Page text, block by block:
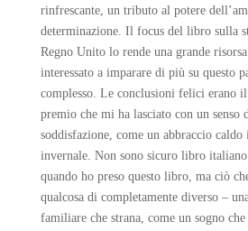
rinfrescante, un tributo al potere
determinazione. Il focus del libro sulla
Regno Unito lo rende una grande
interessato a imparare di più su questo
complesso. Le conclusioni felici erano
premio che mi ha lasciato con un senso
soddisfazione, come un abbraccio
invernale. Non sono sicuro libro italiano
quando ho preso questo libro, ma ciò
qualcosa di completamente diverso –
familiare che strana, come un sogno